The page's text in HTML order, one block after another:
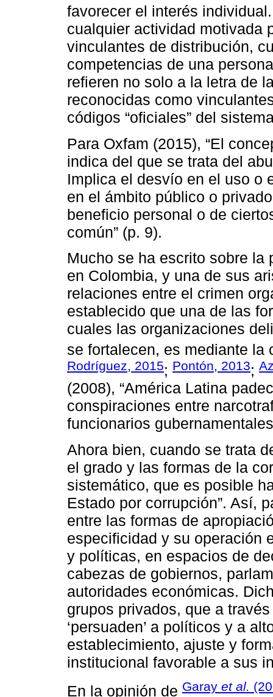
favorecer el interés
cualquier actividad motivada
vinculantes de distribución,
competencias de una
refieren no solo a la letra de
reconocidas como
códigos “oficiales” del
Para Oxfam (2015), “El
indica del que se trata del
Implica el desvío en el uso o
en el ámbito público o
beneficio personal o de
común” (p. 9).
Mucho se ha escrito sobre la
en Colombia, y una de sus
relaciones entre el crimen
establecido que una de las
cuales las organizaciones
se fortalecen, es mediante la
Rodríguez, 2015; Pontón, 2013;
(2008), “América Latina
conspiraciones entre
funcionarios
Ahora bien, cuando se trata
el grado y las formas de la
sistemático, que es posible
Estado por corrupción”. Así,
entre las formas de
especificidad y su operación
y políticas, en espacios de
cabezas de gobiernos,
autoridades económicas.
grupos privados, que a
‘persuaden’ a políticos y a
establecimiento, ajuste y
institucional favorable a sus
En la opinión de Garay et al.